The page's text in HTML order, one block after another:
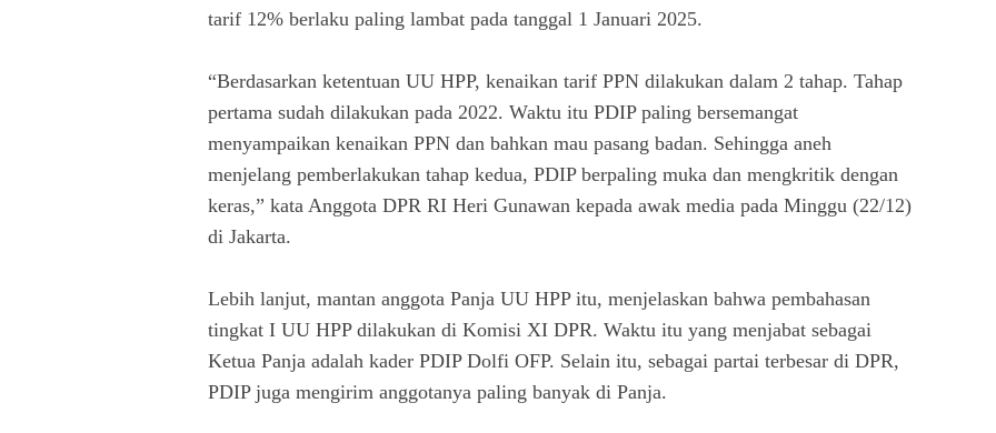
tarif 12% berlaku paling lambat pada tanggal 1 Januari 2025.
“Berdasarkan ketentuan UU HPP, kenaikan tarif PPN dilakukan dalam 2 tahap. Tahap
pertama sudah dilakukan pada 2022. Waktu itu PDIP paling bersemangat
menyampaikan kenaikan PPN dan bahkan mau pasang badan. Sehingga aneh
menjelang pemberlakukan tahap kedua, PDIP berpaling muka dan mengkritik dengan
keras,” kata Anggota DPR RI Heri Gunawan kepada awak media pada Minggu (22/12)
di Jakarta.
Lebih lanjut, mantan anggota Panja UU HPP itu, menjelaskan bahwa pembahasan
tingkat I UU HPP dilakukan di Komisi XI DPR. Waktu itu yang menjabat sebagai
Ketua Panja adalah kader PDIP Dolfi OFP. Selain itu, sebagai partai terbesar di DPR,
PDIP juga mengirim anggotanya paling banyak di Panja.